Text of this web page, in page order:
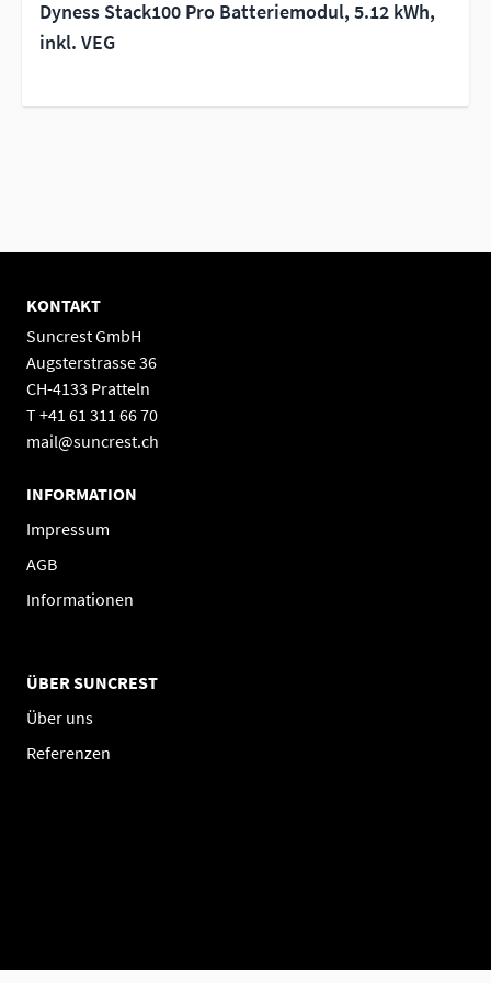
Dyness Stack100 Pro Batteriemodul, 5.12 kWh,
inkl. VEG
KONTAKT
Suncrest GmbH
Augsterstrasse 36
CH-4133 Pratteln
T +41 61 311 66 70
mail@suncrest.ch
INFORMATION
Impressum
AGB
Informationen
ÜBER SUNCREST
Über uns
Referenzen